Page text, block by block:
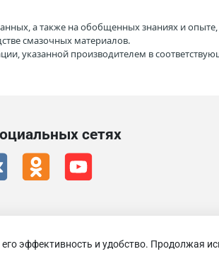
а также на обобщенных знаниях и опыте,
смазочных материалов.
указанной производителем в
сетях
RAVENOL 2026
эффективность и удобство. Продолжая